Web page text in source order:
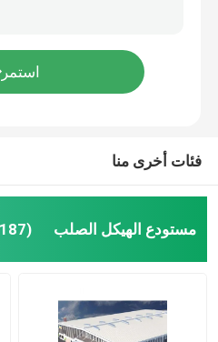
مبنى فولاذي مسبق الصنع
مركز تسوق ذو هيكل فولاذي
مزرعة الهياكل الفولاذية
مبنى تجاري فولاذي
فئات أخرى منا
مستودع الهيكل الصلب (187)